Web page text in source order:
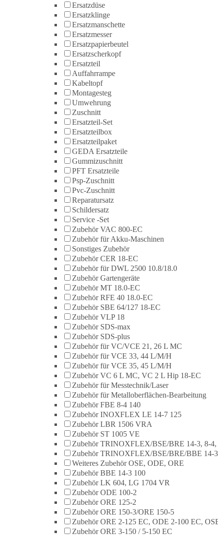
Ersatzdüse
Ersatzklinge
Ersatzmanschette
Ersatzmesser
Ersatzpapierbeutel
Ersatzscherkopf
Ersatzteil
Auffahrrampe
Kabeltopf
Montagesteg
Umwehrung
Zuschnitt
Ersatzteil-Set
Ersatzteilbox
Ersatzteilpaket
GEDA Ersatzteile
Gummizuschnitt
PFT Ersatzteile
Psp-Zuschnitt
Pvc-Zuschnitt
Reparatursatz
Schildersatz
Service -Set
Zubehör VAC 800-EC
Zubehör für Akku-Maschinen
Sonstiges Zubehör
Zubehör CER 18-EC
Zubehör für DWL 2500 10.8/18.0
Zubehör Gartengeräte
Zubehör MT 18.0-EC
Zubehör RFE 40 18.0-EC
Zubehör SBE 64/127 18-EC
Zubehör VLP 18
Zubehör SDS-max
Zubehör SDS-plus
Zubehör für VC/VCE 21, 26 L MC
Zubehör für VCE 33, 44 L/M/H
Zubehör für VCE 35, 45 L/M/H
Zubehör VC 6 L MC, VC 2 L Hip 18-EC
Zubehör für Messtechnik/Laser
Zubehör für Metalloberflächen-Bearbeitung
Zubehör FBE 8-4 140
Zubehör INOXFLEX LE 14-7 125
Zubehör LBR 1506 VRA
Zubehör ST 1005 VE
Zubehör TRINOXFLEX/BSE/BRE 14-3, 8-
Zubehör TRINOXFLEX/BSE/BRE/BBE 14-3
Weiteres Zubehör OSE, ODE, ORE
Zubehör BBE 14-3 100
Zubehör LK 604, LG 1704 VR
Zubehör ODE 100-2
Zubehör ORE 125-2
Zubehör ORE 150-3/ORE 150-5
Zubehör ORE 2-125 EC, ODE 2-100 EC,
Zubehör ORE 3-150 / 5-150 EC